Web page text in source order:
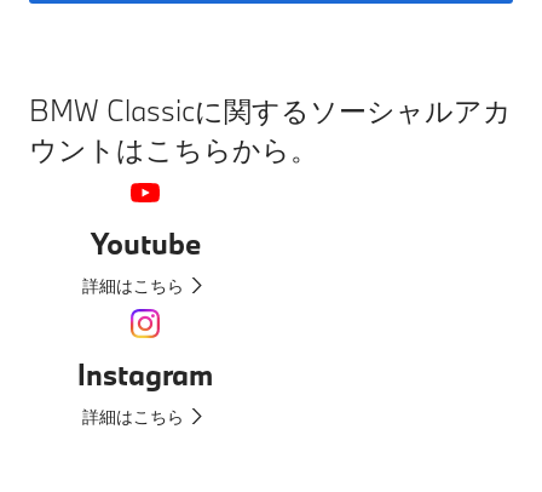
BMW Classicに関するソーシャルアカ
ウントはこちらから。
Youtube
詳細はこちら
Instagram
詳細はこちら